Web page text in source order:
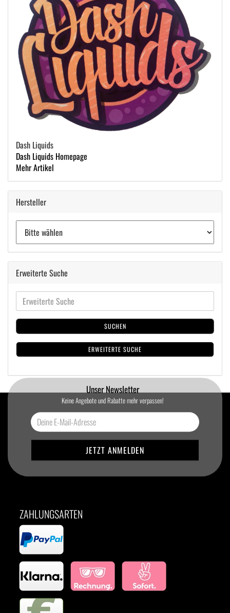
Dash Liquids
Dash Liquids Homepage
Mehr Artikel
Hersteller
Erweiterte Suche
SUCHEN
ERWEITERTE SUCHE
Unser Newsletter
Keine Angebote und Rabatte mehr verpassen!
ZAHLUNGSARTEN